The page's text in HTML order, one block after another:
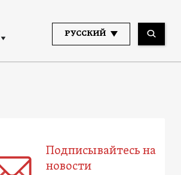
РУССКИЙ
Подписывайтесь на
новости